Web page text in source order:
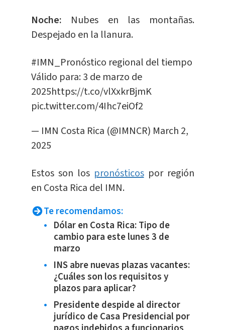
Noche: Nubes en las montañas.
Despejado en la llanura.
#IMN_Pronóstico regional del tiempo
Válido para: 3 de marzo de
2025https://t.co/vlXxkrBjmK
pic.twitter.com/4Ihc7eiOf2
— IMN Costa Rica (@IMNCR) March 2,
2025
Estos son los pronósticospor región
en Costa Rica del IMN.
Te recomendamos:
Dólar en Costa Rica: Tipo de
cambio para este lunes 3 de
marzo
INS abre nuevas plazas vacantes:
¿Cuáles son los requisitos y
plazos para aplicar?
Presidente despide al director
jurídico de Casa Presidencial por